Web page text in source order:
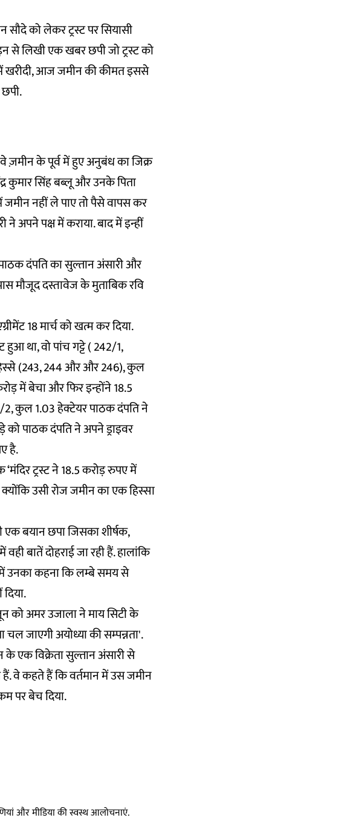
को लेकर ट्रस्ट पर सियासी
से लिखी एक खबर छपी जो ट्रस्ट को
खरीदी, आज जमीन की कीमत इससे
ज़मीन के पूर्व में हुए अनुबंध का जिक्र
कुमार सिंह बब्लू और उनके पिता
नहीं ले पाए तो पैसे वापस कर
ने अपने पक्ष में कराया. बाद में इन्हीं
दंपति का सुल्तान अंसारी और
मौजूद दस्तावेज के मुताबिक रवि
18 मार्च को खत्म कर दिया.
था, वो पांच गट्टे ( 242/1,
(243, 244 और और 246), कुल
में बेचा और फिर इन्होंने 18.5
2, कुल 1.03 हेक्टेयर पाठक दंपति ने
पाठक दंपति ने अपने ड्राइवर
है.
ट्रस्ट ने 18.5 करोड़ रुपए में
उसी रोज जमीन का एक हिस्सा
बयान छपा जिसका शीर्षक,
बातें दोहराई जा रही हैं. हालांकि
में उनका कहना कि लम्बे समय से
को अमर उजाला ने माय सिटी के
जाएगी अयोध्या की सम्पन्नता'.
एक विक्रेता सुल्तान अंसारी से
वे कहते हैं कि वर्तमान में उस जमीन
पर बेच दिया.
और मीडिया की स्वस्थ आलोचनाएं.